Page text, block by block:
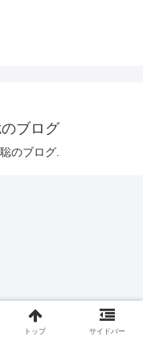
ブログ
のブログ.
トップ サイドバー